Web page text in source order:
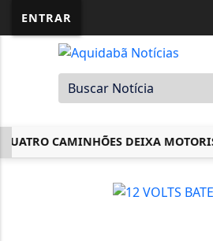
ENTRAR
CAMINHÕES DEIXA